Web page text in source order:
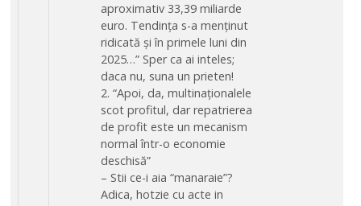
aproximativ 33,39 miliarde
euro. Tendința s-a menținut
ridicată și în primele luni din
2025…” Sper ca ai inteles;
daca nu, suna un prieten!
2. “Apoi, da, multinaționalele
scot profitul, dar repatrierea
de profit este un mecanism
normal într-o economie
deschisă”
– Stii ce-i aia “manaraie”?
Adica, hotzie cu acte in